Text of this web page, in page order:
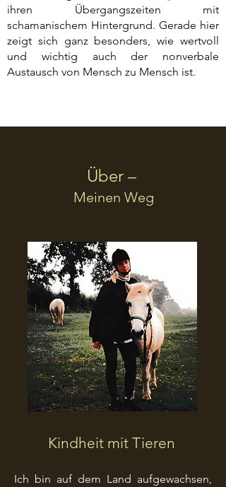
ihren Übergangszeiten mit
schamanischem Hintergrund. Gerade hier
zeigt sich ganz besonders, wie wertvoll
und wichtig auch der nonverbale
Austausch von Mensch zu Mensch ist.
Über –
Meinen Weg
Kindheit mit Tieren
Ich bin auf dem Land aufgewachsen,